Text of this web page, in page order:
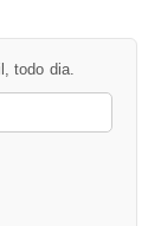
todo dia.